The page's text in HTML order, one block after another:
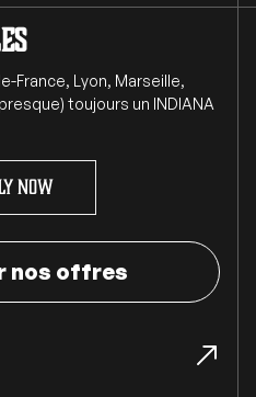
France, Lyon, Marseille,
toujours un INDIANA
now
nos offres